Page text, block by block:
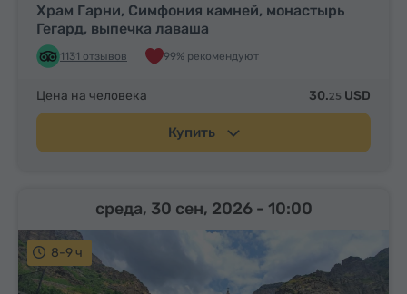
Храм Гарни, Симфония камней, монастырь
Гегард, выпечка лаваша
1131 отзывов 99% рекомендуют
Цена на человека 30.25 USD
Купить
8-9 ч
среда, 30 сен, 2026 - 10:00